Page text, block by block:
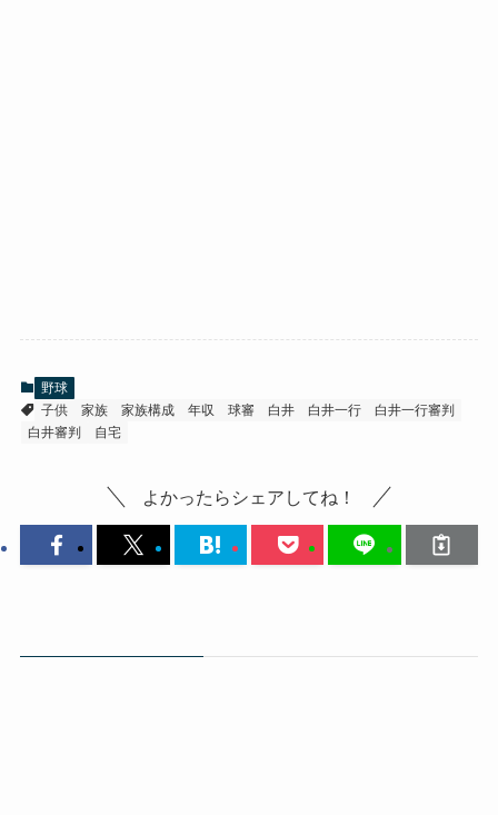
野球
子供
家族 家族構成 年収 球審 白井 白井一行
白井一行審判
白井審判
自宅
よかったらシェアしてね！